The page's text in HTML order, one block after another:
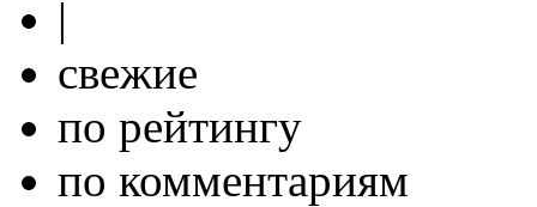
|
свежие
по рейтингу
по комментариям